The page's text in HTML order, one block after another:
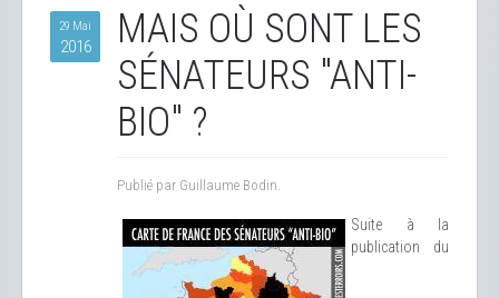
29 Mai
2016
MAIS OÙ SONT LES
SÉNATEURS "ANTI-
BIO" ?
Publié par Guillaume Bodin.
Suite à la
publication du